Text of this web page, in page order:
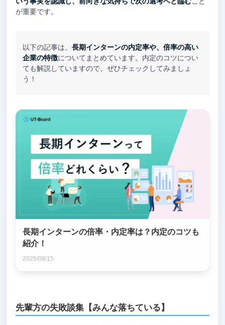
が重要です。
以下の記事は、長期インターンの内定率や、倍率の高い
企業の特徴についてまとめています。内定のコツについ
ても解説していますので、ぜひチェックしてみましょ
う！
長期インターンの倍率・内定率は？内定のコツも
紹介！
2025/08/15
先輩方の失敗談集【みんな落ちている】